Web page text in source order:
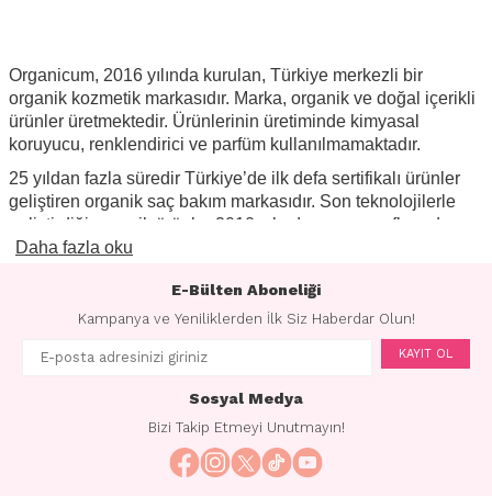
Organicum, 2016 yılında kurulan, Türkiye merkezli bir
organik kozmetik markasıdır. Marka, organik ve doğal içerikli
ürünler üretmektedir. Ürünlerinin üretiminde kimyasal
koruyucu, renklendirici ve parfüm kullanılmamaktadır.
25 yıldan fazla süredir Türkiye’de ilk defa sertifikalı ürünler
geliştiren organik saç bakım markasıdır. Son teknolojilerle
geliştirdiği organik ürünler 2010 yılında eczane raflarında
yerini almayı başarmıştır. Hassas ciltli çocuk ve yetişkinler
alerjen içeriğe sahiptir.
Organicum ürünleri, paraben, boyar madde, sentetik veya
silikon kimi kimyasal ürünler yer almaz. Ek olarak ürünlerin
organik olmasının yanı sıra vegan olarak formüle edilmiş
tamamen doğa dostudur.
Daha fazla oku
E-Bülten Aboneliği
Kampanya ve Yeniliklerden İlk Siz Haberdar Olun!
KAYIT OL
Sosyal Medya
Bizi Takip Etmeyi Unutmayın!